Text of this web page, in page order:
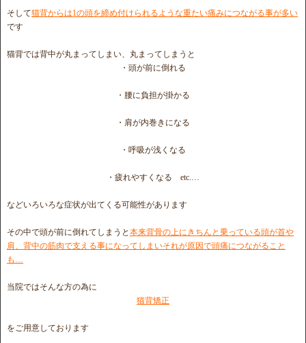
そして猫背からは1の頭を締め付けられるような重たい痛みにつながる事が多い
です
猫背では背中が丸まってしまい、丸まってしまうと
・頭が前に倒れる
・腰に負担が掛かる
・肩が内巻きになる
・呼吸が浅くなる
・疲れやすくなる etc.…
などいろいろな症状が出てくる可能性があります
その中で頭が前に倒れてしまうと本来背骨の上にきちんと乗っている頭が首や
肩、背中の筋肉で支える事になってしまいそれが原因で頭痛につながること
も…
当院ではそんな方の為に
猫背矯正
をご用意しております